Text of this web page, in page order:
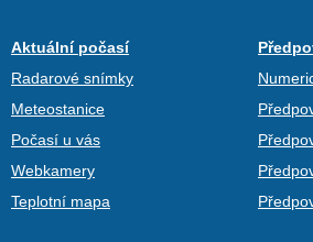
Aktuální počasí
Radarové snímky
Meteostanice
Počasí u vás
Webkamery
Teplotní mapa